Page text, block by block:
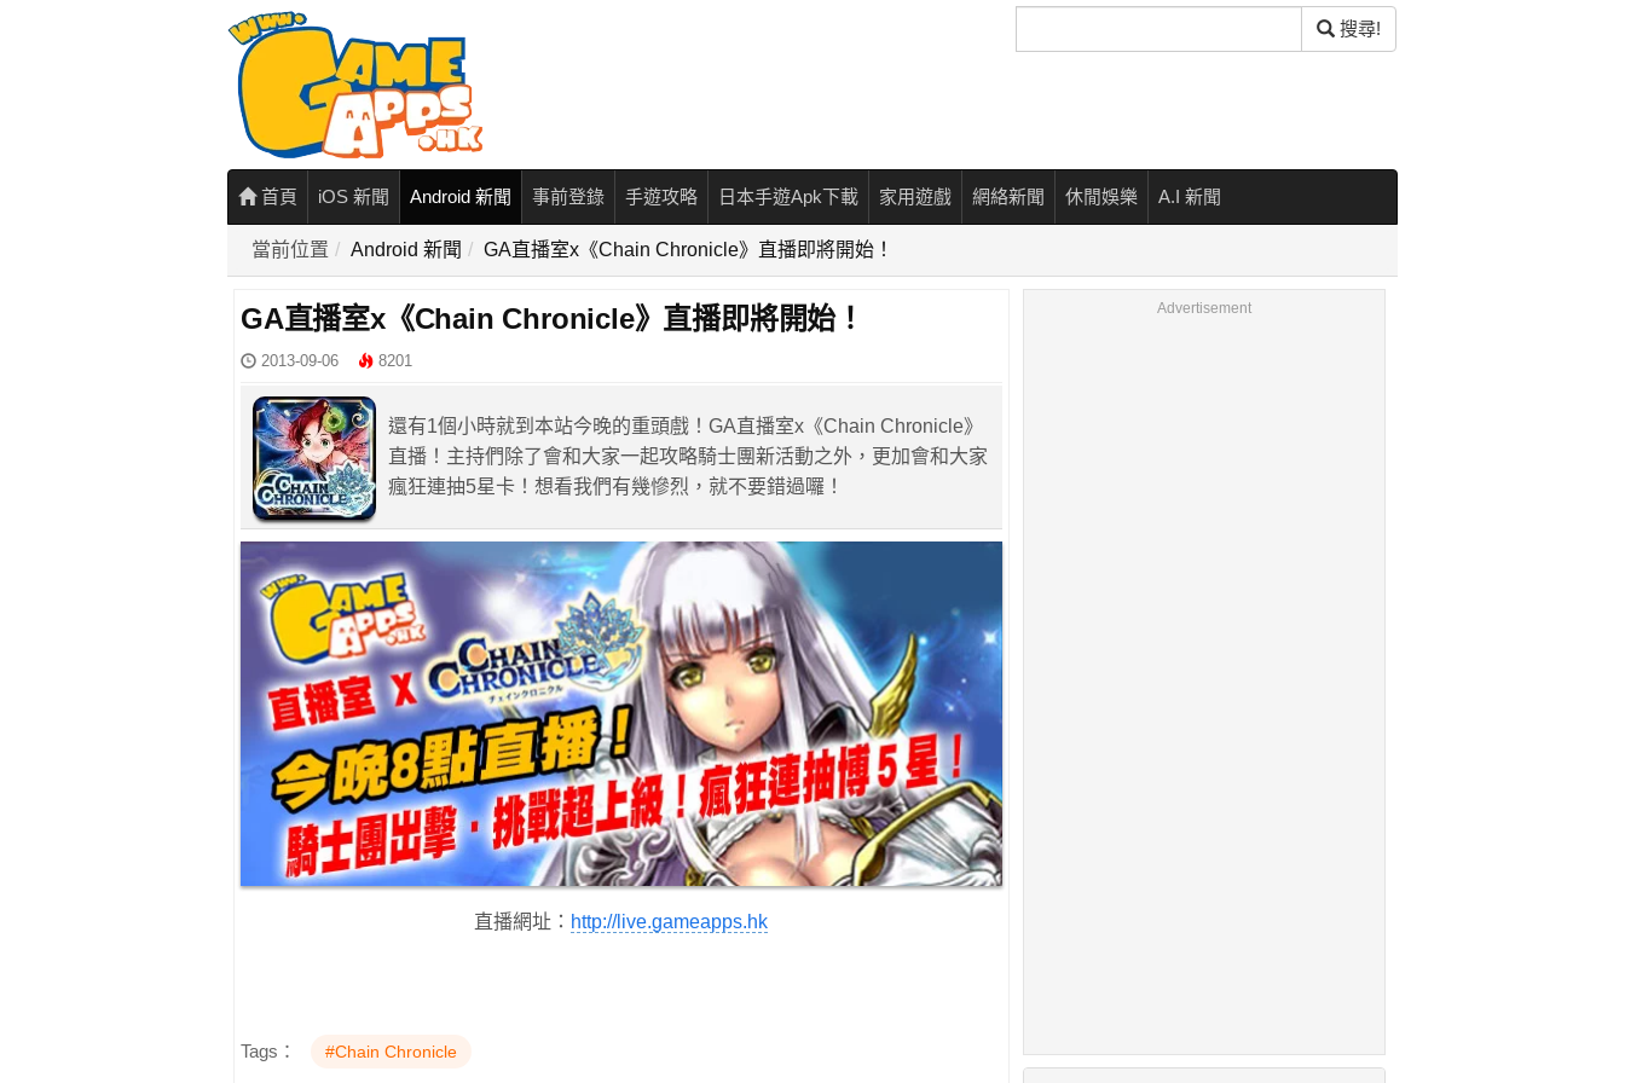
尋
搜尋!
首頁 iOS 新聞 Android 新聞 事前登錄 手遊攻略 日本手遊Apk下載 家用遊戲 網絡新聞 休閒娛樂 A.I 新聞
當前位置 Android 新聞 GA直播室x《Chain Chronicle》直播即將開始！
GA直播室x《Chain Chronicle》直播即將開始！
2013-09-06 8201
還有1個小時就到本站今晚的重頭戲！GA直播室x《Chain Chronicle》
直播！主持們除了會和大家一起攻略騎士團新活動之外，更加會和大家
瘋狂連抽5星卡！想看我們有幾慘烈，就不要錯過囉！
直播網址： http://live.gameapps.hk
Tags： #Chain Chronicle
Advertisement